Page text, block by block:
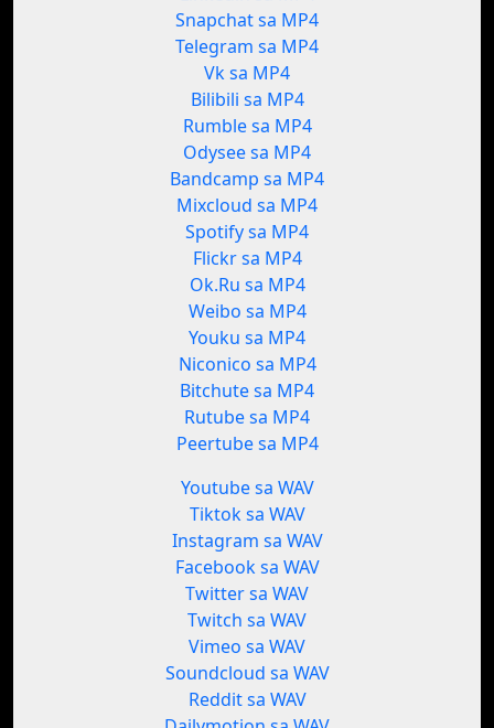
Snapchat sa MP4
Telegram sa MP4
Vk sa MP4
Bilibili sa MP4
Rumble sa MP4
Odysee sa MP4
Bandcamp sa MP4
Mixcloud sa MP4
Spotify sa MP4
Flickr sa MP4
Ok.Ru sa MP4
Weibo sa MP4
Youku sa MP4
Niconico sa MP4
Bitchute sa MP4
Rutube sa MP4
Peertube sa MP4
Youtube sa WAV
Tiktok sa WAV
Instagram sa WAV
Facebook sa WAV
Twitter sa WAV
Twitch sa WAV
Vimeo sa WAV
Soundcloud sa WAV
Reddit sa WAV